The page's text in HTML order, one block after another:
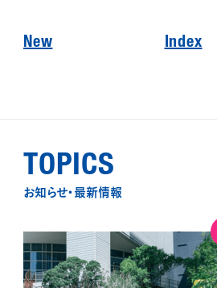
New Index
TOPICS
お知らせ・最新情報